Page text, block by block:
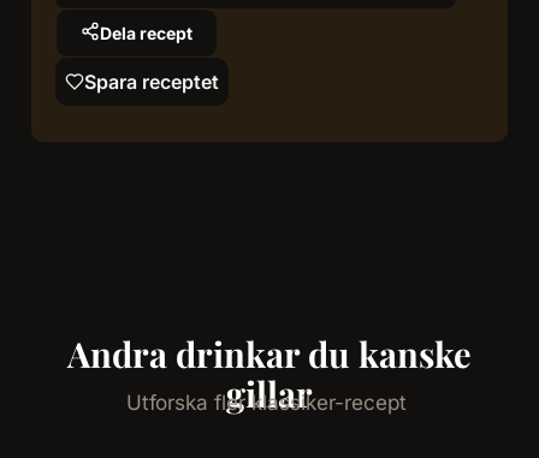
Dela recept
Spara receptet
Andra drinkar du kanske
gillar
Utforska fler klassiker-recept